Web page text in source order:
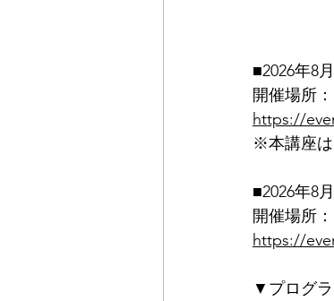
■2026年8
開催場所
https://
※本講座は
■2026年8
開催場所
https://
▼プログ